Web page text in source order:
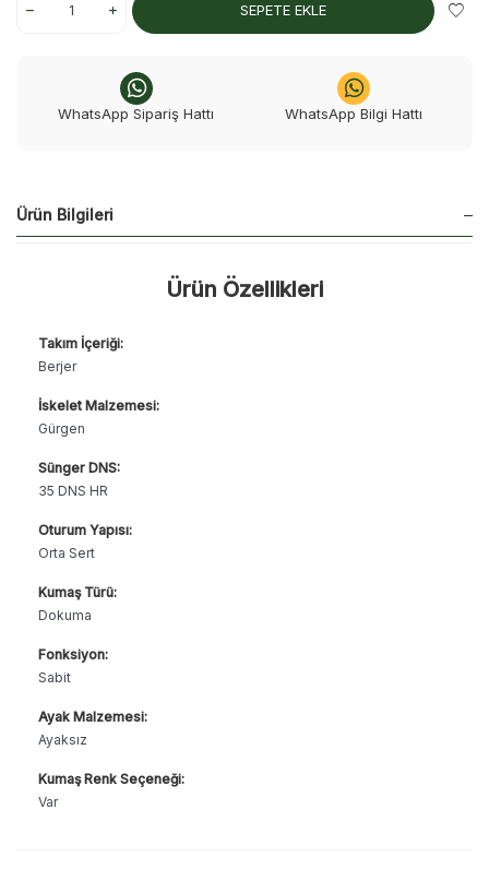
SEPETE EKLE
WhatsApp Sipariş Hattı WhatsApp Bilgi Hattı
Ürün Bilgileri
Ürün Özellikleri
Takım İçeriği:
Berjer
İskelet Malzemesi:
Gürgen
Sünger DNS:
35 DNS HR
Oturum Yapısı:
Orta Sert
Kumaş Türü:
Dokuma
Fonksiyon:
Sabit
Ayak Malzemesi:
Ayaksız
Kumaş Renk Seçeneği:
Var